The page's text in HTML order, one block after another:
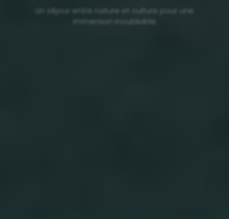
Un séjour entre nature et culture pour une
immersion inoubliable